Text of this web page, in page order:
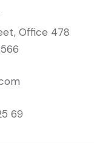
Office 478
69